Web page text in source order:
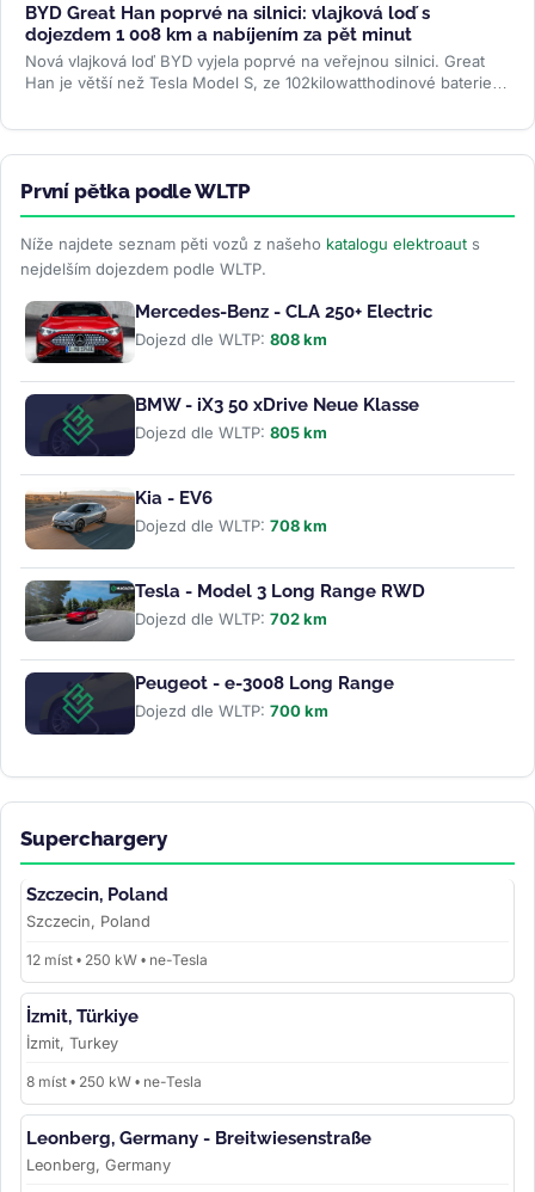
BYD Great Han poprvé na silnici: vlajková loď s
dojezdem 1 008 km a nabíjením za pět minut
Nová vlajková loď BYD vyjela poprvé na veřejnou silnici. Great
Han je větší než Tesla Model S, ze 102kilowatthodinové baterie
První pětka podle WLTP
Níže najdete seznam pěti vozů z našeho katalogu elektroaut s
nejdelším dojezdem podle WLTP.
Mercedes-Benz - CLA 250+ Electric
Dojezd dle WLTP: 808 km
BMW - iX3 50 xDrive Neue Klasse
Dojezd dle WLTP: 805 km
Kia - EV6
Dojezd dle WLTP: 708 km
Tesla - Model 3 Long Range RWD
Dojezd dle WLTP: 702 km
Peugeot - e-3008 Long Range
Dojezd dle WLTP: 700 km
Superchargery
Szczecin, Poland
Szczecin, Poland
12 míst • 250 kW • ne-Tesla
İzmit, Türkiye
İzmit, Turkey
8 míst • 250 kW • ne-Tesla
Leonberg, Germany - Breitwiesenstraße
Leonberg, Germany